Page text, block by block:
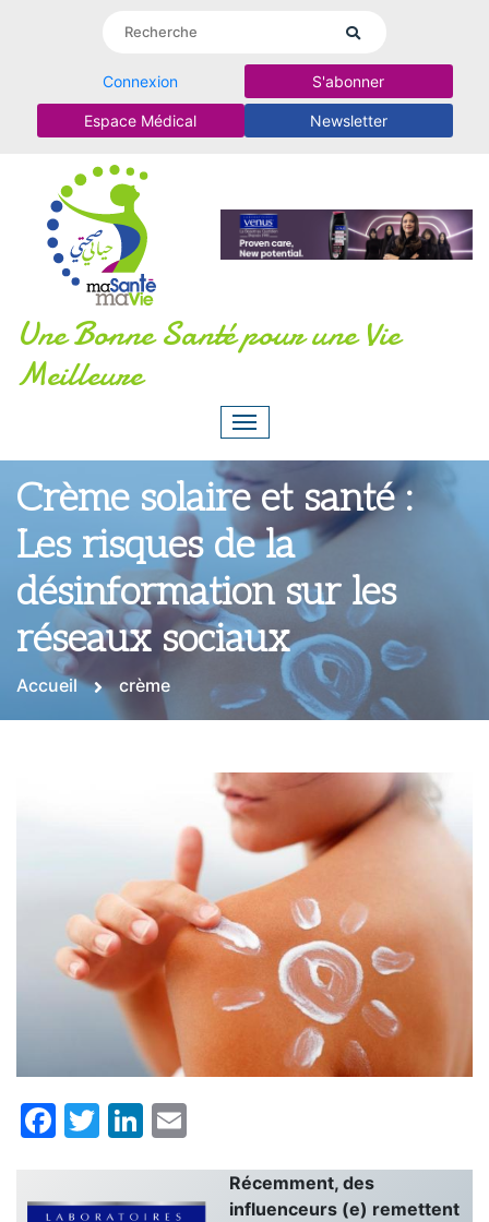
Connexion S'abonner
Espace Médical Newsletter
Une Bonne Santé pour une Vie
Meilleure
Crème solaire et santé :
Les risques de la
désinformation sur les
réseaux sociaux
Accueil crème
Facebook
TwitterLinkedIn
Récemment, des
influenceurs (e) remettent